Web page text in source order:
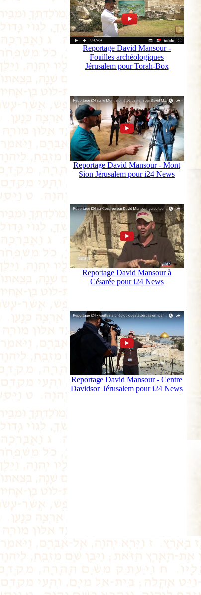
Reportage David Mansour -
Fouilles archéologiques
Jérusalem pour Torah-Box
Reportage David Mansour - Mont
Sion Jérusalem pour i24 News
Reportage David Mansour à
Césarée pour i24 News
Reportage David Mansour - Centre
Davidson Jérusalem pour i24 News